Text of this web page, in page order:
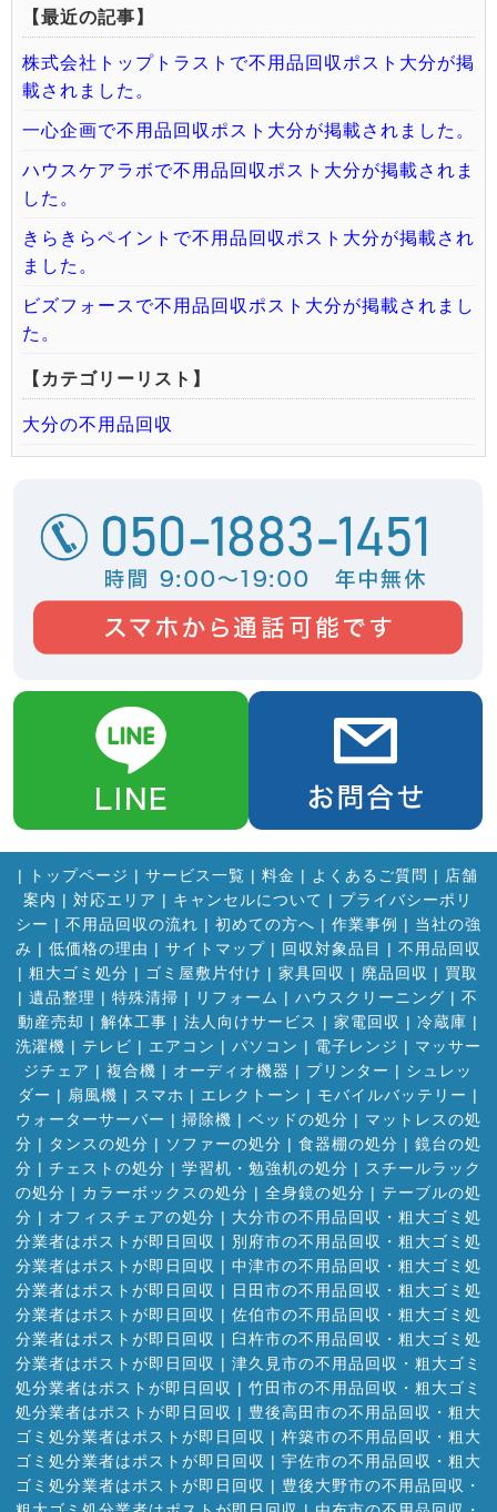
【最近の記事】
株式会社トップトラストで不用品回収ポスト大分が掲
載されました。
一心企画で不用品回収ポスト大分が掲載されました。
ハウスケアラボで不用品回収ポスト大分が掲載されま
した。
きらきらペイントで不用品回収ポスト大分が掲載され
ました。
ビズフォースで不用品回収ポスト大分が掲載されまし
た。
【カテゴリーリスト】
大分の不用品回収
| トップページ | サービス一覧 | 料金 | よくあるご質問 | 店舗
案内 | 対応エリア | キャンセルについて | プライバシーポリ
シー | 不用品回収の流れ | 初めての方へ | 作業事例 | 当社の強
み | 低価格の理由 | サイトマップ| 回収対象品目 | 不用品回収
| 粗大ゴミ処分 | ゴミ屋敷片付け | 家具回収 | 廃品回収 | 買取
| 遺品整理 | 特殊清掃 | リフォーム | ハウスクリーニング | 不
動産売却 | 解体工事 | 法人向けサービス | 家電回収 | 冷蔵庫 |
洗濯機 | テレビ | エアコン | パソコン | 電子レンジ | マッサー
ジチェア | 複合機 | オーディオ機器 | プリンター | シュレッ
ダー | 扇風機 | スマホ | エレクトーン | モバイルバッテリー |
ウォーターサーバー | 掃除機 | ベッドの処分 | マットレスの処
分 | タンスの処分 | ソファーの処分 | 食器棚の処分 | 鏡台の処
分 | チェストの処分 | 学習机・勉強机の処分 | スチールラック
の処分 | カラーボックスの処分 | 全身鏡の処分 | テーブルの処
分 | オフィスチェアの処分 | 大分市の不用品回収・粗大ゴミ処
分業者はポストが即日回収 | 別府市の不用品回収・粗大ゴミ処
分業者はポストが即日回収 | 中津市の不用品回収・粗大ゴミ処
分業者はポストが即日回収 | 日田市の不用品回収・粗大ゴミ処
分業者はポストが即日回収 | 佐伯市の不用品回収・粗大ゴミ処
分業者はポストが即日回収 | 臼杵市の不用品回収・粗大ゴミ処
分業者はポストが即日回収 | 津久見市の不用品回収・粗大ゴミ
処分業者はポストが即日回収 | 竹田市の不用品回収・粗大ゴミ
処分業者はポストが即日回収 | 豊後高田市の不用品回収・粗大
ゴミ処分業者はポストが即日回収 | 杵築市の不用品回収・粗大
ゴミ処分業者はポストが即日回収 | 宇佐市の不用品回収・粗大
ゴミ処分業者はポストが即日回収 | 豊後大野市の不用品回収・